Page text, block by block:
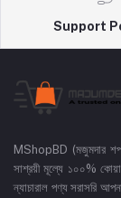
Support
MShopBD (মজুমদার শপ)
সাশ্রয়ী মূল্যে ১০০%
ন্যাচারাল পণ্য সরাসরি